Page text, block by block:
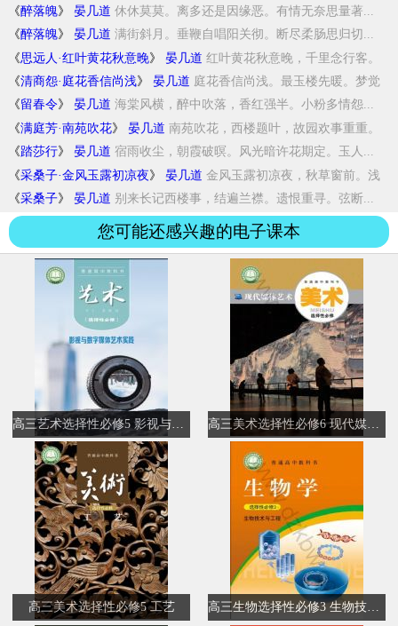
《醉落魄》 晏几道 休休莫莫。离多还是因缘恶。有情无奈思量著...
《醉落魄》 晏几道 满街斜月。垂鞭自唱阳关彻。断尽柔肠思归切...
《思远人·红叶黄花秋意晚》 晏几道 红叶黄花秋意晚，千里念行客。
飞云过尽，归...
《清商怨·庭花香信尚浅》 晏几道 庭花香信尚浅。最玉楼先暖。梦觉
春衾，江南...
《留春令》 晏几道 海棠风横，醉中吹落，香红强半。小粉多情怨...
《满庭芳·南苑吹花》 晏几道 南苑吹花，西楼题叶，故园欢事重重。
凭阑秋...
《踏莎行》 晏几道 宿雨收尘，朝霞破暝。风光暗许花期定。玉人...
《采桑子·金风玉露初凉夜》 晏几道 金风玉露初凉夜，秋草窗前。浅
醉闲眠。一枕...
《采桑子》 晏几道 别来长记西楼事，结遍兰襟。遗恨重寻。弦断...
您可能还感兴趣的电子课本
高三美术选择性必修6 现代媒体艺术
高三美术选择性必修5 工艺 高三生物选择性必修3 生物技术与工程